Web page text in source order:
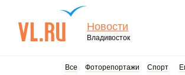
Новости
Владивосток
Все Фоторепортажи Спорт